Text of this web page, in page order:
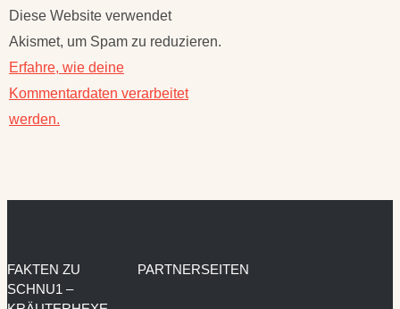
Diese Website verwendet
Akismet, um Spam zu reduzieren.
Erfahre, wie deine
Kommentardaten verarbeitet
werden.
FAKTEN ZU
SCHNU1 –
KRÄUTERHEXE
PARTNERSEITEN